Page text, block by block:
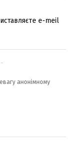
е-meil
анонімному